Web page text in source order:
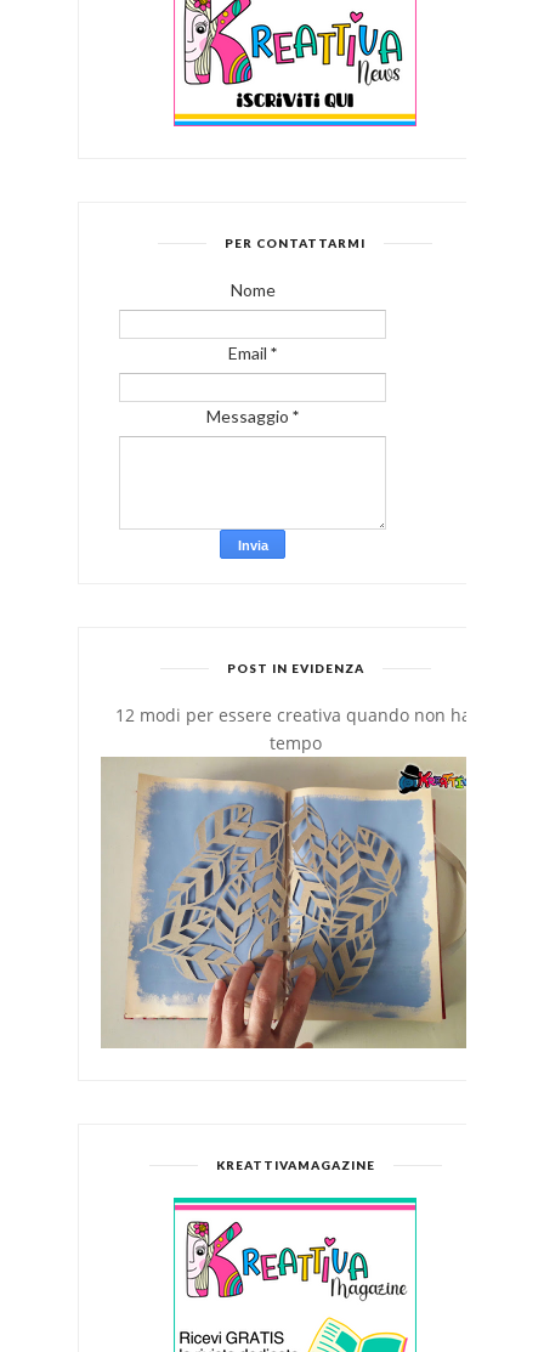
PER CONTATTARMI
Nome
Email *
Messaggio *
POST IN EVIDENZA
12 modi per essere creativa quando non hai
tempo
KREATTIVAMAGAZINE